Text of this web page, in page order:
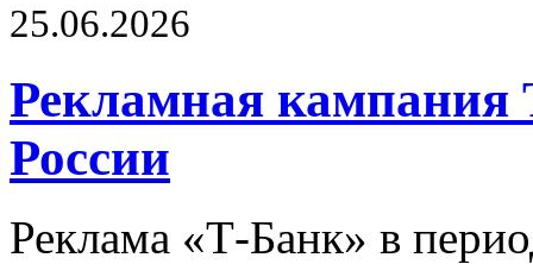
25.06.2026
Рекламная кампания
России
Реклама «Т-Банк» в